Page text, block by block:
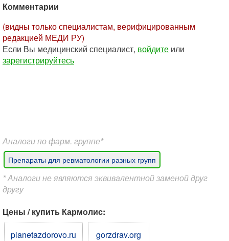
Комментарии
(видны только специалистам, верифицированным
редакцией МЕДИ РУ)
Если Вы медицинский специалист, войдите или
зарегистрируйтесь
Аналоги по фарм. группе*
Препараты для ревматологии разных групп
* Аналоги не являются эквивалентной заменой друг
другу
Цены / купить Кармолис:
planetazdorovo.ru
gorzdrav.org